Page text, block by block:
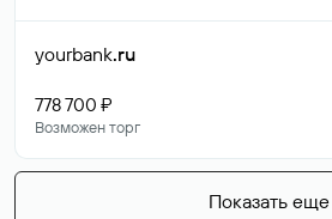
yourbank.ru
778 700 ₽
Возможен торг
Показать еще